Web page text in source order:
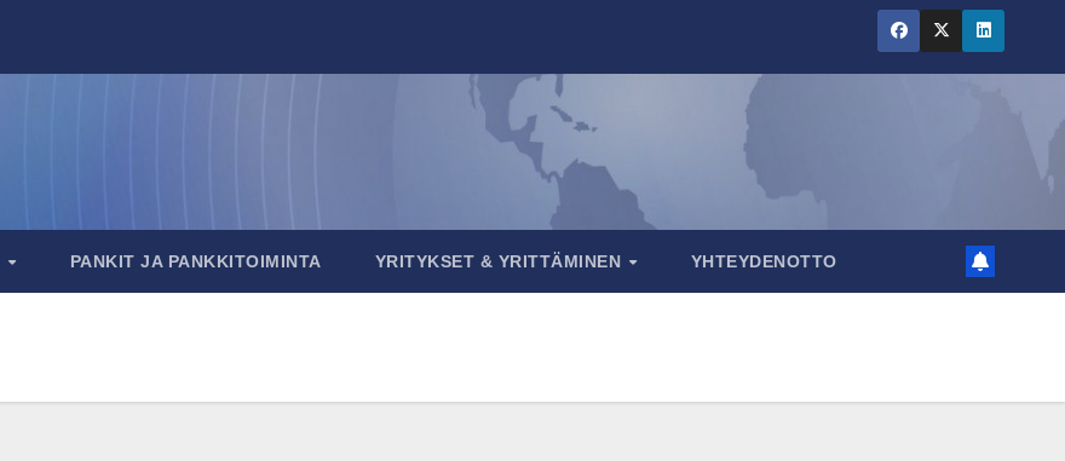
PANKIT JA PANKKITOIMINTA YRITYKSET & YRITTÄMINEN YHTEYDENOTTO